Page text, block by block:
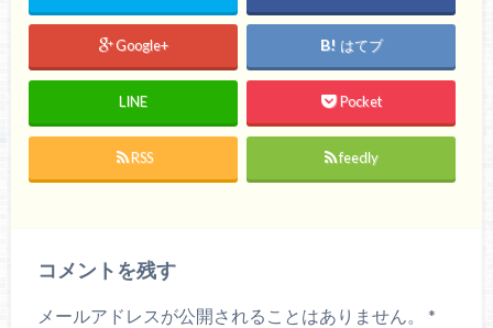
Google+ はてブ
LINE Pocket
RSS feedly
コメントを残す
メールアドレスが公開されることはありません。
*